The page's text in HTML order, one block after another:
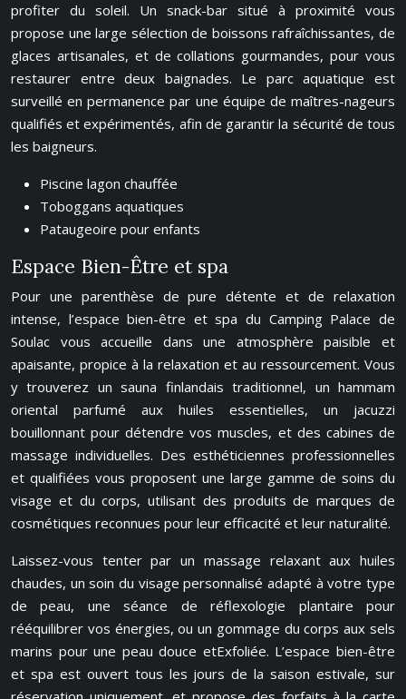
profiter du soleil. Un snack-bar situé à proximité vous
propose une large sélection de boissons rafraîchissantes, de
glaces artisanales, et de collations gourmandes, pour vous
restaurer entre deux baignades. Le parc aquatique est
surveillé en permanence par une équipe de maîtres-nageurs
qualifiés et expérimentés, afin de garantir la sécurité de tous
les baigneurs.
Piscine lagon chauffée
Toboggans aquatiques
Pataugeoire pour enfants
Espace Bien-Être et spa
Pour une parenthèse de pure détente et de relaxation
intense, l’espace bien-être et spa du Camping Palace de
Soulac vous accueille dans une atmosphère paisible et
apaisante, propice à la relaxation et au ressourcement. Vous
y trouverez un sauna finlandais traditionnel, un hammam
oriental parfumé aux huiles essentielles, un jacuzzi
bouillonnant pour détendre vos muscles, et des cabines de
massage individuelles. Des esthéticiennes professionnelles
et qualifiées vous proposent une large gamme de soins du
visage et du corps, utilisant des produits de marques de
cosmétiques reconnues pour leur efficacité et leur naturalité.
Laissez-vous tenter par un massage relaxant aux huiles
chaudes, un soin du visage personnalisé adapté à votre type
de peau, une séance de réflexologie plantaire pour
rééquilibrer vos énergies, ou un gommage du corps aux sels
marins pour une peau douce etExfoliée. L’espace bien-être
et spa est ouvert tous les jours de la saison estivale, sur